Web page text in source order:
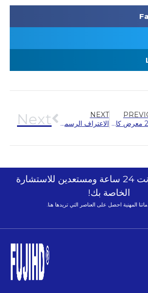
2024 معرض كازاخستان الدولي للمصاعد
NEXT
الاعتراف الرسمي ︱ فازت Hengda Fuji بجائزة “أفضل عشرة موردين لمصعد المشتريات الحكومية الوطنية”
Next
نحن على الانترنت 24 ساعة ومستعدين للاستشارة
الخاصة بك!
المهنية احصل على العناصر التي تريدها هنا.